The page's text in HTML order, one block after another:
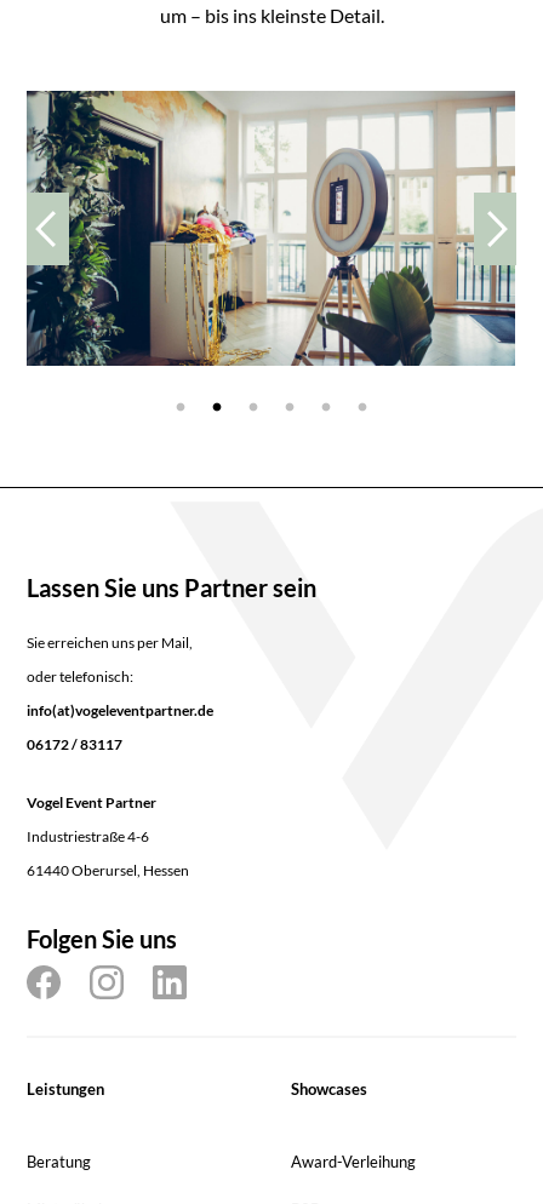
um – bis ins kleinste Detail.
Lassen Sie uns Partner sein
Sie erreichen uns per Mail,
oder telefonisch:
info(at)vogeleventpartner.de
06172 / 83117
Vogel Event Partner
Industriestraße 4-6
61440 Oberursel, Hessen
Folgen Sie uns
Leistungen
Beratung
Showcases
Award-Verleihung